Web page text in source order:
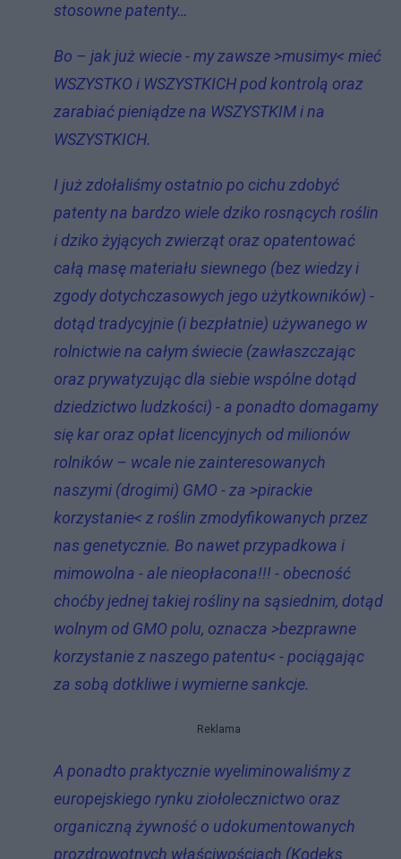
stosowne patenty…
Bo – jak już wiecie - my zawsze >musimy< mieć
WSZYSTKO i WSZYSTKICH pod kontrolą oraz
zarabiać pieniądze na WSZYSTKIM i na
WSZYSTKICH.
I już zdołaliśmy ostatnio po cichu zdobyć
patenty na bardzo wiele dziko rosnących roślin
i dziko żyjących zwierząt oraz opatentować
całą masę materiału siewnego (bez wiedzy i
zgody dotychczasowych jego użytkowników) -
dotąd tradycyjnie (i bezpłatnie) używanego w
rolnictwie na całym świecie (zawłaszczając
oraz prywatyzując dla siebie wspólne dotąd
dziedzictwo ludzkości) - a ponadto domagamy
się kar oraz opłat licencyjnych od milionów
rolników – wcale nie zainteresowanych
naszymi (drogimi) GMO - za >pirackie
korzystanie< z roślin zmodyfikowanych przez
nas genetycznie. Bo nawet przypadkowa i
mimowolna - ale nieopłacona!!! - obecność
choćby jednej takiej rośliny na sąsiednim, dotąd
wolnym od GMO polu, oznacza >bezprawne
korzystanie z naszego patentu< - pociągając
za sobą dotkliwe i wymierne sankcje.
Reklama
A ponadto praktycznie wyeliminowaliśmy z
europejskiego rynku ziołolecznictwo oraz
organiczną żywność o udokumentowanych
prozdrowotnych właściwościach (Kodeks